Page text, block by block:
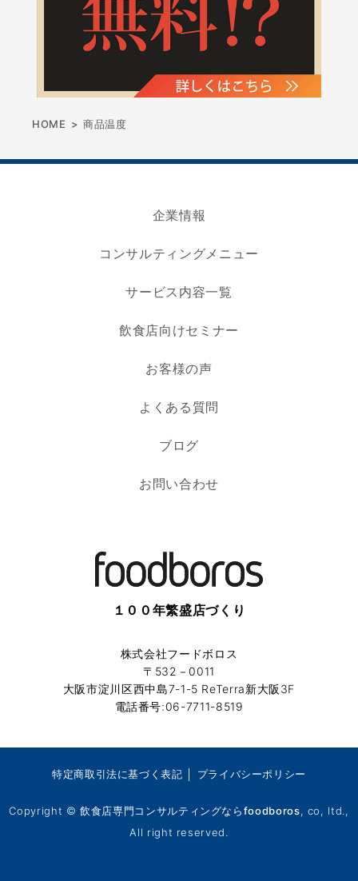
HOME > 商品温度
企業情報
コンサルティングメニュー
サービス内容一覧
飲食店向けセミナー
お客様の声
よくある質問
ブログ
お問い合わせ
１００年繁盛店づくり
株式会社フードボロス
〒532－0011
大阪市淀川区西中島7-1-5 ReTerra新大阪3F
電話番号:06-7711-8519
特定商取引法に基づく表記 プライバシーポリシー
Copyright ©飲食店専門コンサルティングならfoodboros, co, ltd.,
All right reserved.